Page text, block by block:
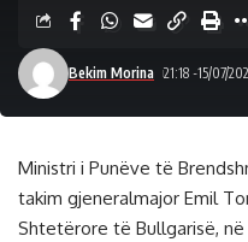
Bekim Morina 21:18 -15/07/
Ministri i Punëve të
takim gjeneralmajor Emil
Shtetërore të Bullgarisë,